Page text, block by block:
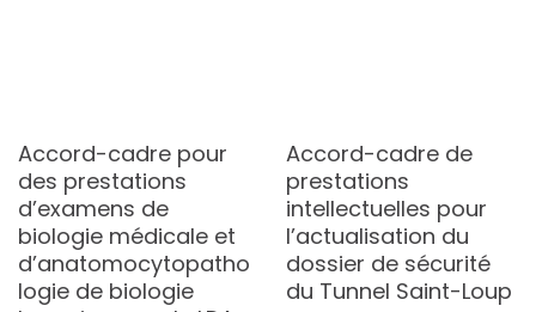
Accord-cadre pour
des prestations
d’examens de
biologie médicale et
d’anatomocytopatho
logie de biologie
Accord-cadre de
prestations
intellectuelles pour
l’actualisation du
dossier de sécurité
du Tunnel Saint-Loup